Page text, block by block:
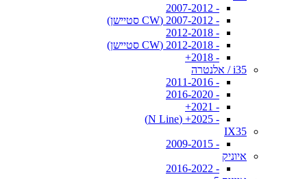
- 2007-2012
- 2007-2012 (CW סטיישן)
- 2012-2018
- 2012-2018 (CW סטיישן)
- 2018+
i35 / אלנטרה
- 2011-2016
- 2016-2020
- 2021+
- 2025+ (N Line)
IX35
- 2009-2015
איוניק
- 2016-2022